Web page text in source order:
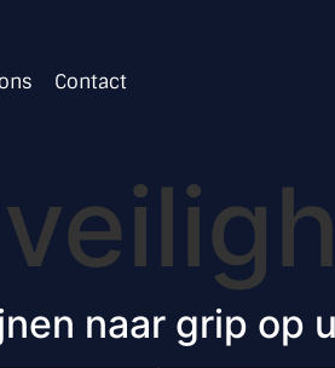
Contact
naar grip op